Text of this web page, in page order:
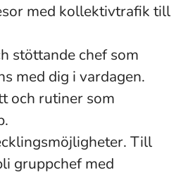
med kollektivtrafik till
stöttande chef som
med dig i vardagen.
och rutiner som
Till
gruppchef med